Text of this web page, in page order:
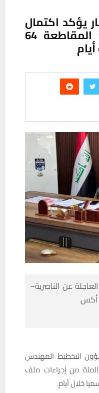
يؤكد اكتمال
99 بالمئة من ملف المقاطعة 64
عن الناصرية–
أكس
التخطيط المهندس
العل اكتمال ما يقارب 99 بالمئة من إجراءات ملف